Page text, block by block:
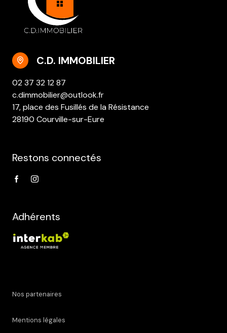
C.D. IMMOBILIER
02 37 32 12 87
c.dimmobilier@outlook.fr
17, place des Fusillés de la Résistance
28190 Courville-sur-Eure
Restons connectés
Adhérents
Nos partenaires
Mentions légales